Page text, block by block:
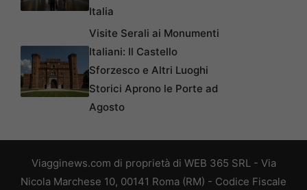
Italia
Visite Serali ai Monumenti
Italiani: Il Castello
Sforzesco e Altri Luoghi
Storici Aprono le Porte ad
Agosto
Viagginews.com di proprietà di WEB 365 SRL - Via
Nicola Marchese 10, 00141 Roma (RM) - Codice Fiscale